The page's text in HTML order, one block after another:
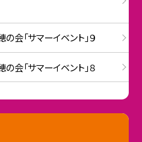
会「サマーイベント」９
会「サマーイベント」８